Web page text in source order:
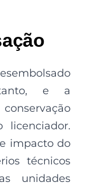
e a
licenciador.
impacto do
técnicos
unidades